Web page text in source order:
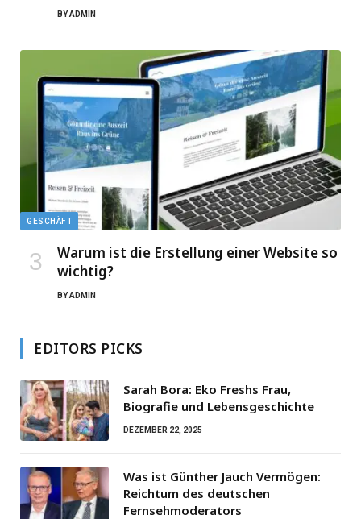
BYADMIN
GESCHÄFT
Warum ist die Erstellung einer Website so
wichtig?
BYADMIN
EDITORS PICKS
Sarah Bora: Eko Freshs Frau,
Biografie und Lebensgeschichte
DEZEMBER 22, 2025
Was ist Günther Jauch Vermögen:
Reichtum des deutschen
Fernsehmoderators